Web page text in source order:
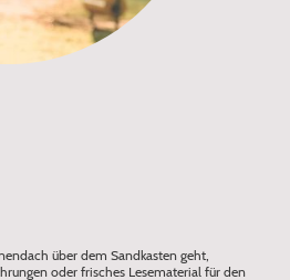
über dem Sandkasten geht,
oder frisches Lesematerial für den